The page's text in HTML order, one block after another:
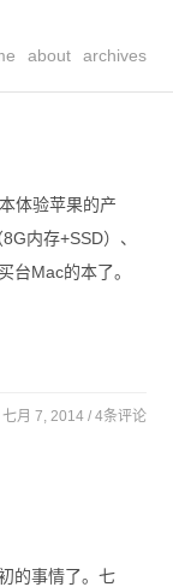
about archives
体验苹果的产
内存+SSD）、
台Mac的本了。
七月 7, 2014 / 4条评论
的事情了。七